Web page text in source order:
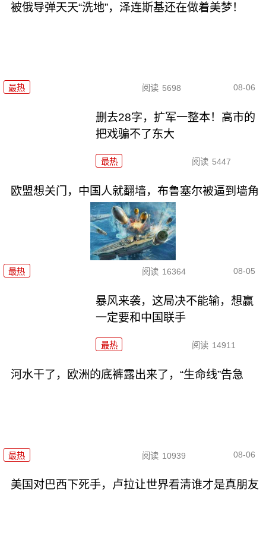
被俄导弹天天“洗地”，泽连斯基还在做着美梦！
最热 阅读 5698 08-06
删去28字，扩军一整本！高市的
把戏骗不了东大
最热 阅读 5447
欧盟想关门，中国人就翻墙，布鲁塞尔被逼到墙角
最热 阅读 16364 08-05
暴风来袭，这局决不能输，想赢
一定要和中国联手
最热 阅读 14911
河水干了，欧洲的底裤露出来了，“生命线”告急
最热 阅读 10939 08-06
美国对巴西下死手，卢拉让世界看清谁才是真朋友